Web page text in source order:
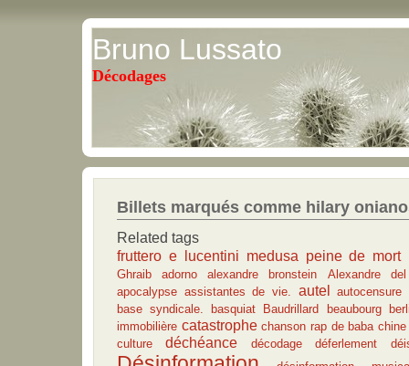
Bruno Lussato
Décodages
Billets marqués comme hilary
Related tags
fruttero e lucentini medusa peine de mort
Ghraib adorno alexandre bronstein
Alexandre
apocalypse assistantes de vie. autel autocensure
base syndicale.
basquiat Baudrillard beaubourg
immobilière catastrophe chanson rap de baba chine
culture
déchéance décodage déferlement